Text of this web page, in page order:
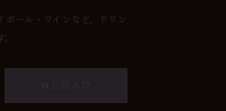
ボール・ワインなど、ドリン